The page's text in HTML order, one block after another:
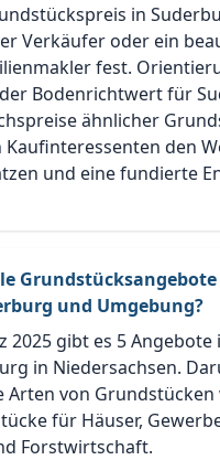
in
Verkäufer oder ein
fest.
Bodenrichtwert für
ähnlicher
Kaufinteressenten den
und eine fundierte
und Umgebung?
2025 gibt es 5
in Niedersachsen.
Arten von Grundstücken
für Häuser,
Forstwirtschaft.